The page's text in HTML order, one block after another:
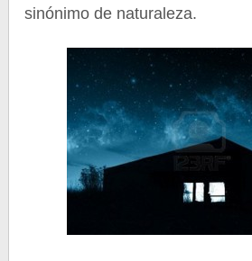
sinónimo de naturaleza.